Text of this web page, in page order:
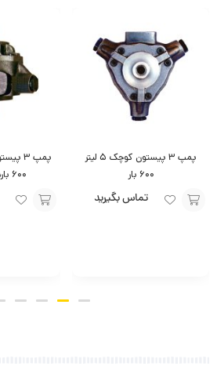
پمپ ۳ پیستون کوچک ۵ لیتر
۶۰۰ بار
تماس بگیرید
۶۰۰ باردوسرشافت